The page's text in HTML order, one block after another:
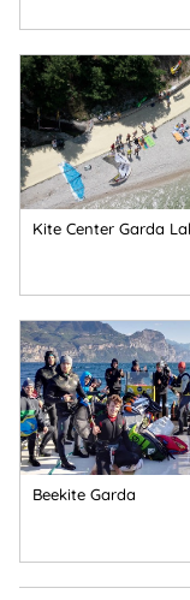
Kite Center Garda
Beekite Garda